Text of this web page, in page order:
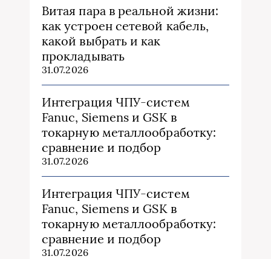
Витая пара в реальной жизни:
как устроен сетевой кабель,
какой выбрать и как
прокладывать
31.07.2026
Интеграция ЧПУ-систем
Fanuc, Siemens и GSK в
токарную металлообработку:
сравнение и подбор
31.07.2026
Интеграция ЧПУ-систем
Fanuc, Siemens и GSK в
токарную металлообработку:
сравнение и подбор
31.07.2026